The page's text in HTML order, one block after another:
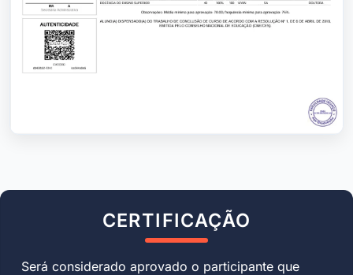
CERTIFICAÇÃO
Será considerado aprovado o participante que